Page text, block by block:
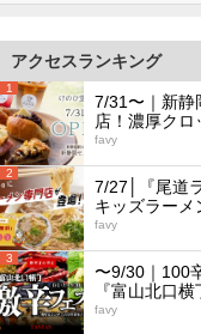
アクセスランキング
1
7/31〜｜新静
店！濃厚クロ
favy
2
7/27│『尾道
キッズラーメ
favy
3
〜9/30｜100
『富山北口
favy